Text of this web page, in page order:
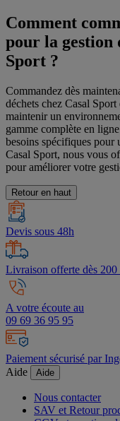
Comment
pour la gestion
Sport ?
Commandez dès
déchets chez Casal
maintenir un
gamme complète en
besoins spécifiques pour
Casal Sport, nous vous
pour améliorer votre
Retour en haut
Devis sous 48h
Livraison offerte dès
A votre écoute au
09 69 36 95 95
Paiement sécurisé par
Aide
Aide
Nous contacter
SAV et Retour